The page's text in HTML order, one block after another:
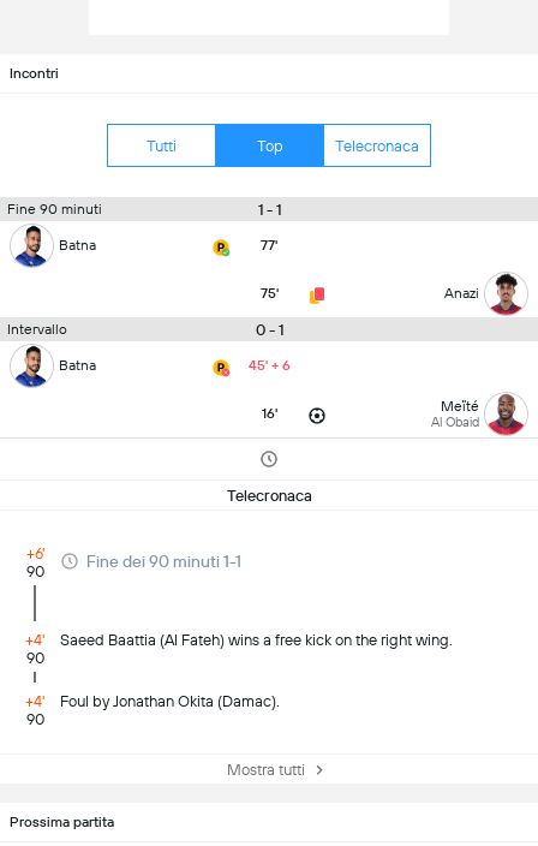
Incontri
Tutti Top Telecronaca
Fine 90 minuti 1 - 1
Batna 77'
75' Anazi
Intervallo 0 - 1
Batna 45' + 6
16' Meïté
Al Obaid
Telecronaca
+6'
90
Fine dei 90 minuti 1-1
+4'
90
Saeed Baattia (Al Fateh) wins a free kick on the right wing.
+4'
90
Foul by Jonathan Okita (Damac).
Mostra tutti
Prossima partita